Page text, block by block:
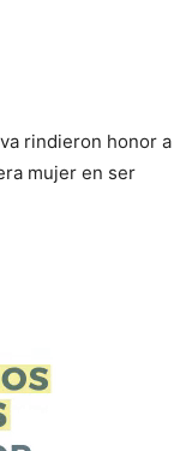
rindieron honor a
mujer en ser